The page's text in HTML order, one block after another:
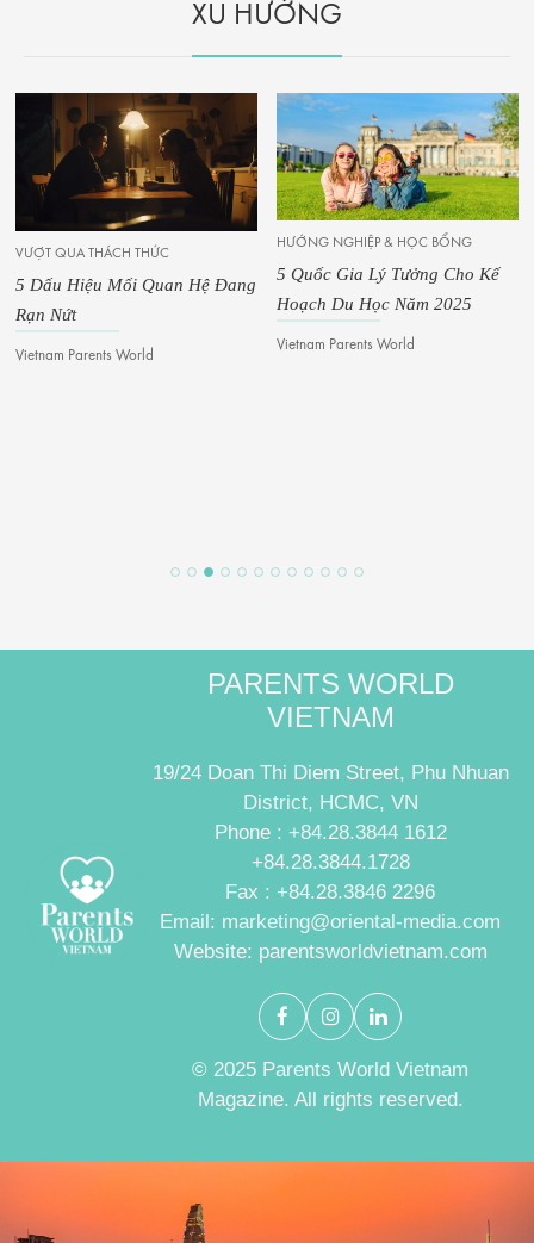
XU HƯỚNG
VƯỢT QUA THÁCH THỨC
5 Dấu Hiệu Mối Quan Hệ Đang
Rạn Nứt
Vietnam Parents World
HƯỚNG NGHIỆP & HỌC BỔNG
5 Quốc Gia Lý Tưởng Cho Kế
Hoạch Du Học Năm 2025
Vietnam Parents World
PARENTS WORLD
VIETNAM
19/24 Doan Thi Diem Street, Phu Nhuan
District, HCMC, VN
Phone : +84.28.3844 1612
+84.28.3844.1728
Fax : +84.28.3846 2296
Email: marketing@oriental-media.com
Website: parentsworldvietnam.com
© 2025 Parents World Vietnam
Magazine. All rights reserved.